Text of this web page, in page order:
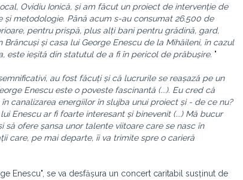
Ovidiu Ionică, și am făcut un proiect de intervenție de
metodologie. Până acum s-au consumat 26.500 de
pentru prispă, plus alți bani pentru grădină, gard,
și casa lui George Enescu de la Mihăileni, în cazul
este ieșită din statutul de a fi în pericol de prăbușire. "
au fost făcuți și că lucrurile se reașază pe un
Enescu este o poveste fascinantă (...). Eu cred că
canalizarea energiilor în slujba unui proiect și - de ce nu?
Enescu ar fi foarte interesant și binevenit (...) Mă bucur
ofere șansa unor talente viitoare care se nasc în
care, pe mai departe, îi va trimite spre o carieră
Enescu", se va desfășura un concert caritabil susținut de